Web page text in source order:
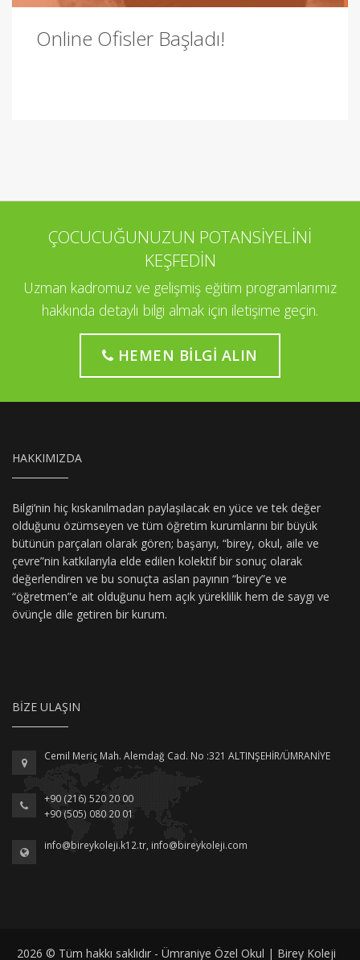
Online Ofisler Başladı!
ÇOCUCUĞUNUZUN POTANSİYELİNİ
KEŞFEDİN
Uzman kadromuz ve gelişmiş eğitim programlarımız
hakkında detaylı bilgi almak için iletişime geçin.
HEMEN BILGI ALIN
HAKKIMIZDA
Bilgi’nin hiç kıskanılmadan paylaşılacak en yüce ve tek değer
olduğunu özümseyen ve tüm öğretim kurumlarını bir büyük
bütünün parçaları olarak gören; başarıyı, “birey, okul, aile ve
çevre”nin katkılarıyla elde edilen kolektif bir sonuç olarak
değerlendiren ve bu sonuçta aslan payının “birey”e ve
“öğretmen”e ait olduğunu hem açık yüreklilik hem de saygı ve
övünçle dile getiren bir kurum.
BIZE ULAŞIN
Cemil Meriç Mah. Alemdağ Cad. No :321 ALTINŞEHİR/ÜMRANİYE
+90 (216) 520 20 00
+90 (505) 080 20 01
info@bireykoleji.k12.tr, info@bireykoleji.com
2026 © Tüm hakkı saklıdır - Ümraniye Özel Okul | Birey Koleji